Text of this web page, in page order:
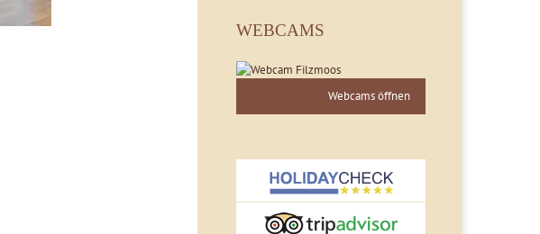
WEBCAMS
Webcams öffnen